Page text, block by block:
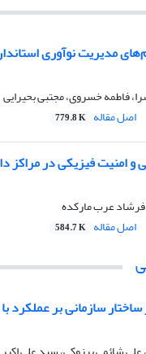
مدیریت نوآوری
فاطمه خسروی، مجتبی بحیرایی
اصل مقاله 779.8 K
امنیت فیزیکی در مراکز
عرب مارکده
اصل مقاله 584.7 K
ساختار سازمانی بر